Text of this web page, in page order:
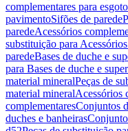
complementares para
pavimentoSifões de parede
paredeAcessórios
substituição para
paredeBases de duche e
para Bases de duche e
material mineralPeças de
material mineralAcessórios
complementaresConjuntos
duches e banheiras